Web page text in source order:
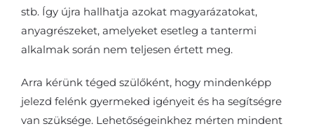
stb. Így újra hallhatja azokat magyarázatokat,
anyagrészeket, amelyeket esetleg a tantermi
alkalmak során nem teljesen értett meg.
Arra kérünk téged szülőként, hogy mindenképp
jelezd felénk gyermeked igényeit és ha segítségre
van szüksége. Lehetőségeinkhez mérten mindent